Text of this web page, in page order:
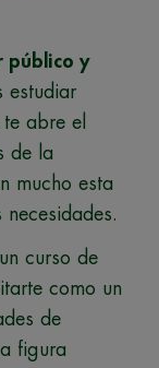
público y
estudiar
abre el
de la
mucho esta
curso de
como un
de
figura